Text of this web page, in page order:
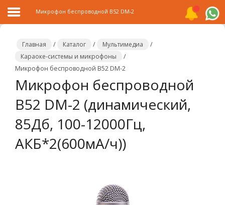
Главная
Каталог
компании
Микрофон беспроводной В52 DM-2
Главная / Каталог / Мультимедиа
/
Караоке-системы и микрофоны
/
Микрофон беспроводной В52 DM-2
Микрофон беспроводной
В52 DM-2 (динамический,
85Дб, 100-12000Гц,
АКБ*2(600мА/ч))